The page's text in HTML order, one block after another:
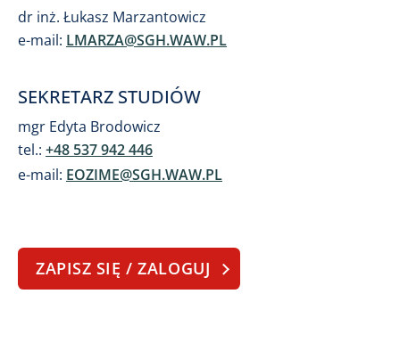
dr inż. Łukasz Marzantowicz
e-mail: LMARZA@SGH.WAW.PL
SEKRETARZ STUDIÓW
mgr Edyta Brodowicz
tel.: +48 537 942 446
e-mail: EOZIME@SGH.WAW.PL
ZAPISZ SIĘ / ZALOGUJ